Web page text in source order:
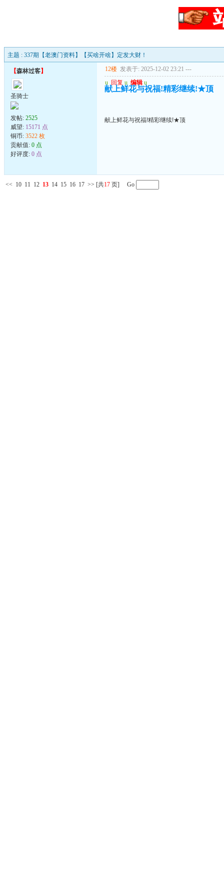
主题 : 337期【老澳门资料】【买啥开啥】定发大财！
【森林过客】
圣骑士
发帖: 2525
威望: 15171 点
铜币: 3522 枚
贡献值: 0 点
好评度: 0 点
12楼 发表于: 2025-12-02 23:21 ---
u 回复 u 编辑 u
献上鲜花与祝福!精彩继续!★顶
献上鲜花与祝福!精彩继续!★顶
<< 10 11 12 13 14 15 16 17 >> [共17 页] Go